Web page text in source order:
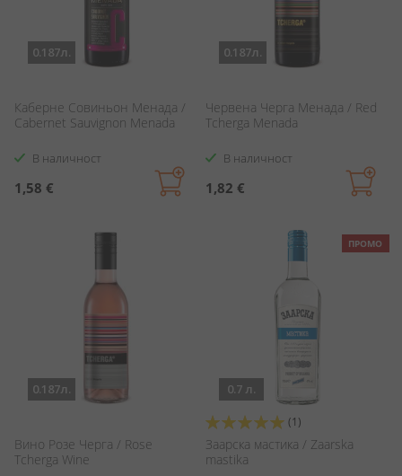
0.187л.
Каберне Совиньон Менада /
Cabernet Sauvignon Menada
В наличност
1,58 €
0.187л.
Червена Черга Менада / Red
Tcherga Menada
В наличност
1,82 €
0.187л.
Вино Розе Черга / Rose
Tcherga Wine
ПРОМО
0.7 л.
Оценка:
100%
(1)
Заарска мастика / Zaarska
mastika